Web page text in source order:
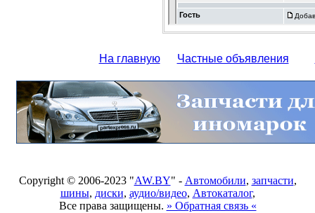
На главную Частные объявления
Copyright © 2006-2023 "AW.BY" - Автомобили, запчасти,
шины, диски, аудио/видео, Автокаталог,
Все права защищены. » Обратная связь «